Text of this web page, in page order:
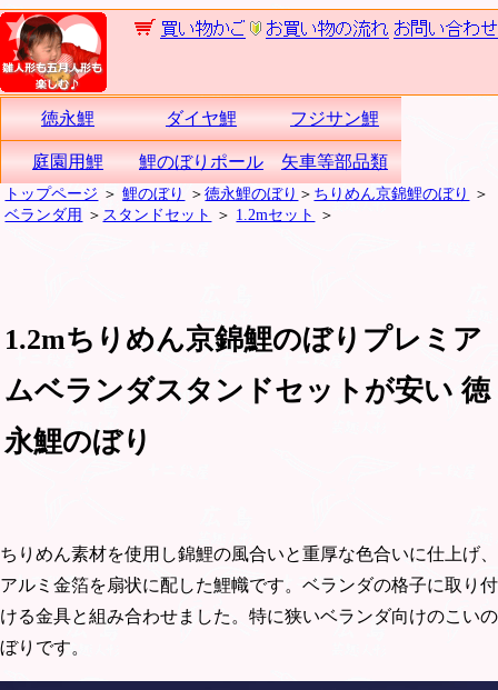
徳永鯉 ダイヤ鯉 フジサン鯉
庭園用鯉 鯉のぼりポール 矢車等部品類
トップページ ＞鯉のぼり ＞徳永鯉のぼり ＞ ちりめん京錦鯉のぼり
＞
ベランダ用 ＞ スタンドセット ＞ 1.2mセット ＞
1.2mちりめん京錦鯉のぼりプレミア
ムベランダスタンドセットが安い 徳
永鯉のぼり
ちりめん素材を使用し錦鯉の風合いと重厚な色合いに仕上げ、
アルミ金箔を扇状に配した鯉幟です。ベランダの格子に取り付
ける金具と組み合わせました。特に狭いベランダ向けのこいの
ぼりです。